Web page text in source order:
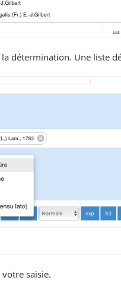
détermination. Une liste
saisie.